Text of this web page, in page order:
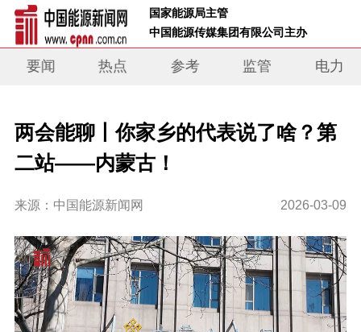
国家能源局主管
中国能源传媒集团有限公司主办
要闻 热点 参考 监管 电力
两会能聊丨你家乡的代表说了啥？第
二站——内蒙古！
来源：中国能源新闻网 2026-03-09